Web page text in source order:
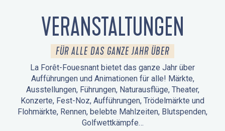
VERANSTALTUNGEN
FÜR ALLE DAS GANZE JAHR ÜBER
La Forêt-Fouesnant bietet das ganze Jahr über
Aufführungen und Animationen für alle! Märkte,
Ausstellungen, Führungen, Naturausflüge, Theater,
Konzerte, Fest-Noz, Aufführungen, Trödelmärkte und
Flohmärkte, Rennen, belebte Mahlzeiten, Blutspenden,
Golfwettkämpfe…